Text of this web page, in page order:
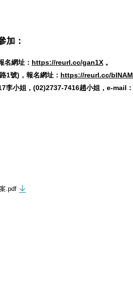
加：
名網址： https://reurl.cc/gan1X 。
1號)，報名網址： https://reurl.cc/blNAM
李小姐，(02)2737-7416趙小姐，e-mail：
.pdf